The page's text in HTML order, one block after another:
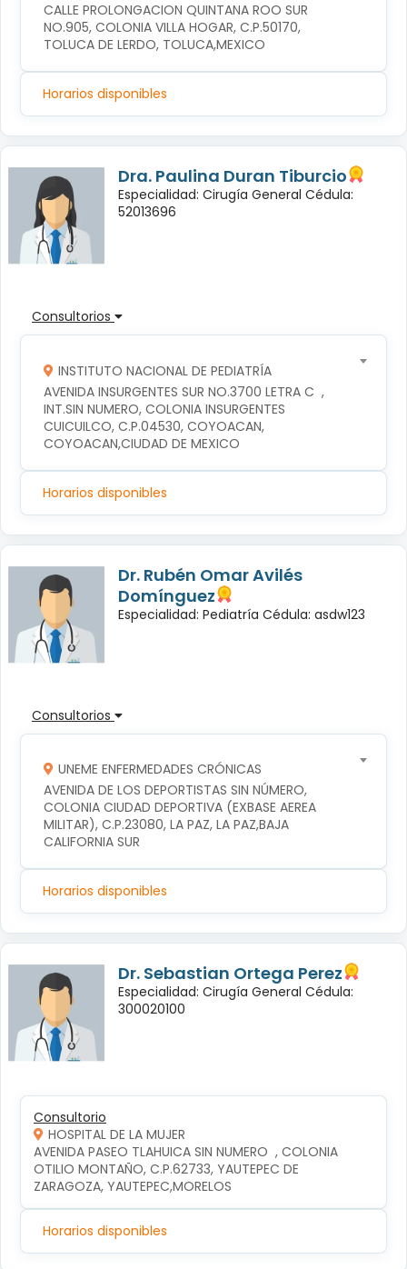
CALLE PROLONGACION QUINTANA ROO SUR
NO.905, COLONIA VILLA HOGAR, C.P.50170,
TOLUCA DE LERDO, TOLUCA,MEXICO
Horarios disponibles
Dra. Paulina Duran Tiburcio
Especialidad: Cirugía General Cédula:
52013696
Consultorios
INSTITUTO NACIONAL DE PEDIATRÍA
AVENIDA INSURGENTES SUR NO.3700 LETRA C  ,
INT.SIN NUMERO, COLONIA INSURGENTES
CUICUILCO, C.P.04530, COYOACAN,
COYOACAN,CIUDAD DE MEXICO
Horarios disponibles
Dr. Rubén Omar Avilés
Domínguez
Especialidad: Pediatría Cédula: asdw123
Consultorios
UNEME ENFERMEDADES CRÓNICAS
AVENIDA DE LOS DEPORTISTAS SIN NÚMERO,
COLONIA CIUDAD DEPORTIVA (EXBASE AEREA
MILITAR), C.P.23080, LA PAZ, LA PAZ,BAJA
CALIFORNIA SUR
Horarios disponibles
Dr. Sebastian Ortega Perez
Especialidad: Cirugía General Cédula:
300020100
Consultorio
HOSPITAL DE LA MUJER
AVENIDA PASEO TLAHUICA SIN NUMERO  , COLONIA
OTILIO MONTAÑO, C.P.62733, YAUTEPEC DE
ZARAGOZA, YAUTEPEC,MORELOS
Horarios disponibles